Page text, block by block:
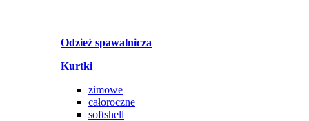
Odzież spawalnicza
Kurtki
zimowe
całoroczne
softshell